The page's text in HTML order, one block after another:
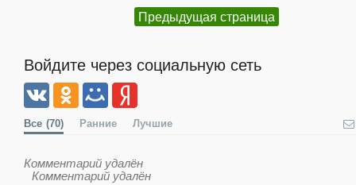
Предыдущая страница
Войдите через социальную сеть
Все (70) Ранние Лучшие
Комментарий удалён
Комментарий удалён